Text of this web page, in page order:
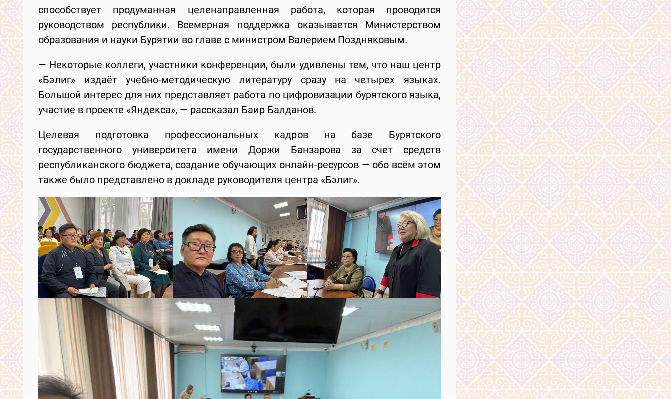
способствует продуманная целенаправленная работа, которая проводится
руководством республики. Всемерная поддержка оказывается Министерством
образования и науки Бурятии во главе с министром Валерием Поздняковым.
— Некоторые коллеги, участники конференции, были удивлены тем, что наш центр
«Бэлиг» издаёт учебно-методическую литературу сразу на четырех языках.
Большой интерес для них представляет работа по цифровизации бурятского языка,
участие в проекте «Яндекса», — рассказал Баир Балданов.
Целевая подготовка профессиональных кадров на базе Бурятского
государственного университета имени Доржи Банзарова за счет средств
республиканского бюджета, создание обучающих онлайн-ресурсов — обо всём этом
также было представлено в докладе руководителя центра «Бэлиг».